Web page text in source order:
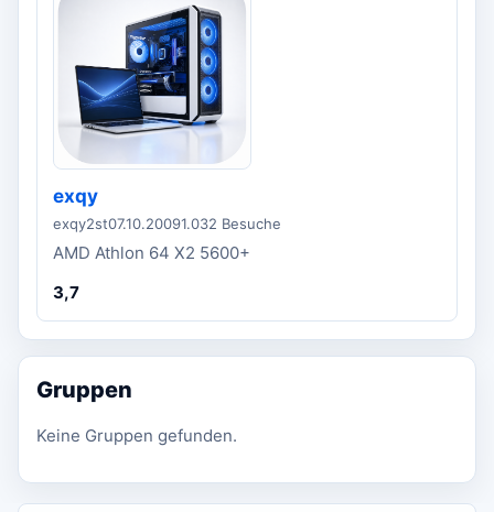
exqy
exqy2st07.10.20091.032 Besuche
AMD Athlon 64 X2 5600+
3,7
Gruppen
Keine Gruppen gefunden.